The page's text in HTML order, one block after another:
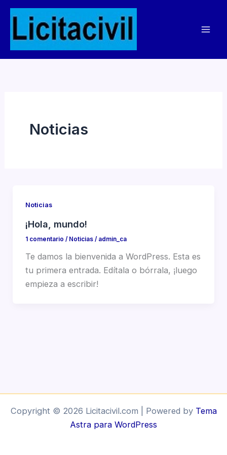
contenido
Noticias
Noticias
¡Hola, mundo!
1 comentario / Noticias/ admin_ca
Te damos la bienvenida a WordPress. Esta es
tu primera entrada. Edítala o bórrala, ¡luego
empieza a escribir!
Copyright © 2026 Licitacivil.com | Powered by Tema
Astra para WordPress